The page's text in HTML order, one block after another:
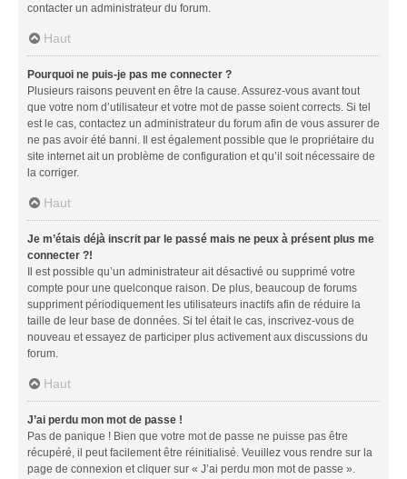
contacter un administrateur du forum.
Haut
Pourquoi ne puis-je pas me connecter ?
Plusieurs raisons peuvent en être la cause. Assurez-vous avant tout
que votre nom d’utilisateur et votre mot de passe soient corrects. Si tel
est le cas, contactez un administrateur du forum afin de vous assurer de
ne pas avoir été banni. Il est également possible que le propriétaire du
site internet ait un problème de configuration et qu’il soit nécessaire de
la corriger.
Haut
Je m’étais déjà inscrit par le passé mais ne peux à présent plus me
connecter ?!
Il est possible qu’un administrateur ait désactivé ou supprimé votre
compte pour une quelconque raison. De plus, beaucoup de forums
suppriment périodiquement les utilisateurs inactifs afin de réduire la
taille de leur base de données. Si tel était le cas, inscrivez-vous de
nouveau et essayez de participer plus activement aux discussions du
forum.
Haut
J’ai perdu mon mot de passe !
Pas de panique ! Bien que votre mot de passe ne puisse pas être
récupéré, il peut facilement être réinitialisé. Veuillez vous rendre sur la
page de connexion et cliquer sur « J’ai perdu mon mot de passe ».